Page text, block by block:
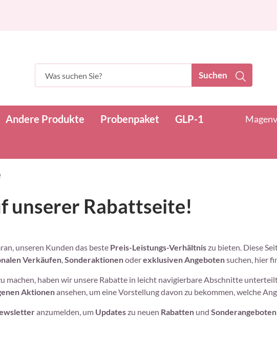
Suchen
Suchen
Andere Produkte Probenpaket GLP-1
unserer Rabattseite!
unseren Kunden das beste Preis-Leistungs-Verhältniszu bieten. Diese
Verkäufen,Sonderaktionenoderexklusiven Angebotensuchen, hier
machen, haben wir unsere Rabatte in leicht navigierbare Abschnitte
Aktionenansehen, um eine Vorstellung davon zu bekommen, welche
anzumelden, um Updateszu neuen Rabatten und Sonderangeboten